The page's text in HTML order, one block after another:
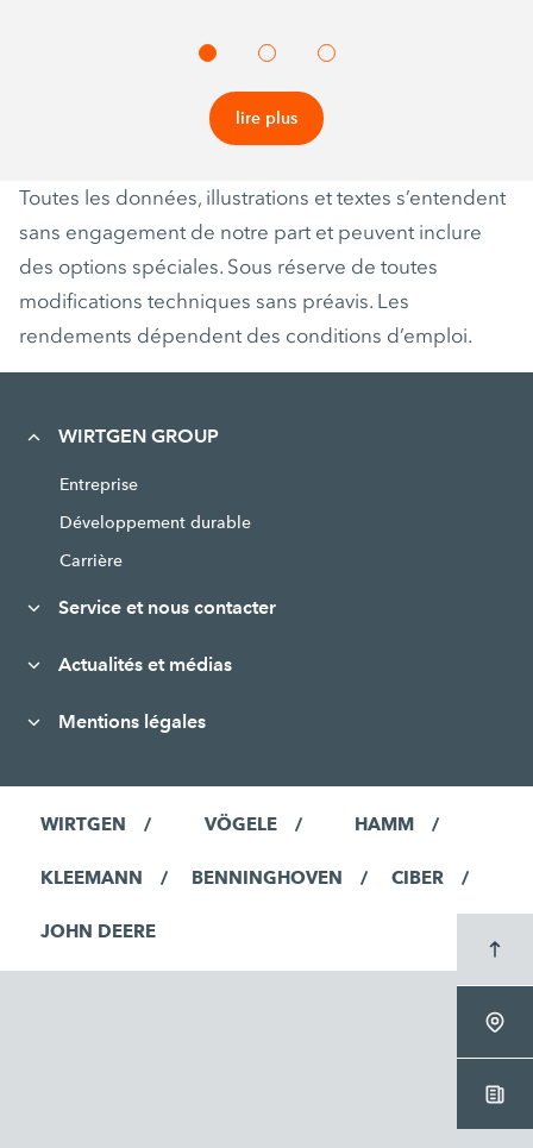
lire plus
Toutes les données, illustrations et textes s’entendent
sans engagement de notre part et peuvent inclure
des options spéciales. Sous réserve de toutes
modifications techniques sans préavis. Les
rendements dépendent des conditions d’emploi.
WIRTGEN GROUP
Entreprise
Développement durable
Carrière
Service et nous contacter
Actualités et médias
Mentions légales
WIRTGEN VÖGELE HAMM
KLEEMANN BENNINGHOVEN CIBER
JOHN DEERE